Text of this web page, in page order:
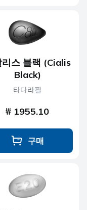
리스 블랙 (Cialis
Black)
타다라필
₩ 1955.10
구매